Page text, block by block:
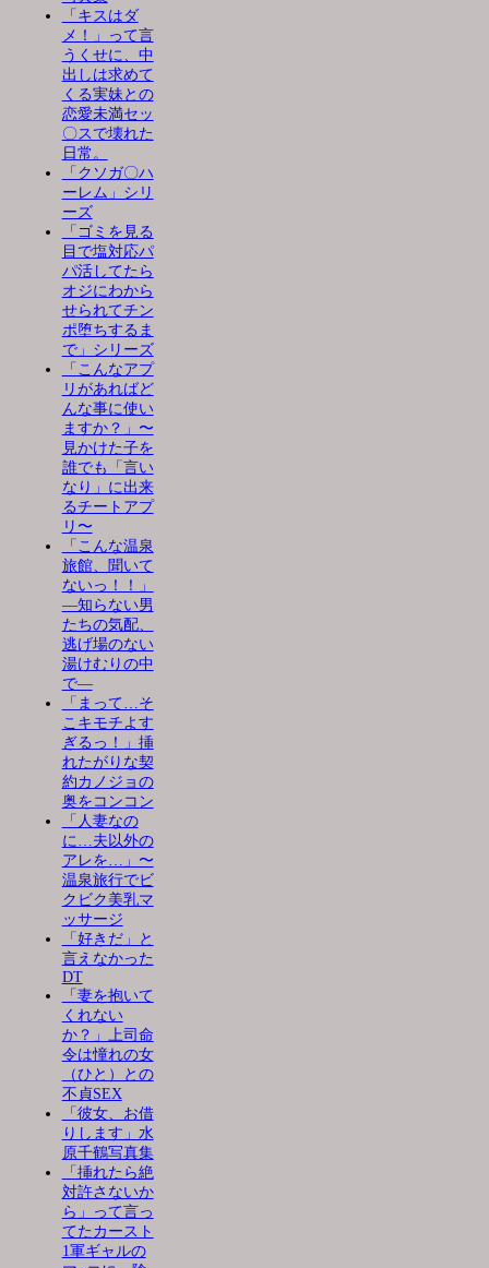
「キスはダ
メ！」って言
うくせに、中
出しは求めて
くる実妹との
恋愛未満セッ
〇スで壊れた
日常。
「クソガ〇ハ
ーレム」シリ
ーズ
「ゴミを見る
目で塩対応パ
パ活してたら
オジにわから
せられてチン
ポ堕ちするま
で」シリーズ
「こんなアプ
リがあればど
んな事に使い
ますか？」〜
見かけた子を
誰でも「言い
なり」に出来
るチートアプ
リ〜
「こんな温泉
旅館、聞いて
ないっ！！」
―知らない男
たちの気配、
逃げ場のない
湯けむりの中
で―
「まって…そ
こキモチよす
ぎるっ！」挿
れたがりな契
約カノジョの
奥をコンコン
「人妻なの
に…夫以外の
アレを…」〜
温泉旅行でビ
クビク美乳マ
ッサージ
「好きだ」と
言えなかった
DT
「妻を抱いて
くれない
か？」上司命
令は憧れの女
（ひと）との
不貞SEX
「彼女、お借
りします」水
原千鶴写真集
「挿れたら絶
対許さないか
ら」って言っ
てたカースト
1軍ギャルの